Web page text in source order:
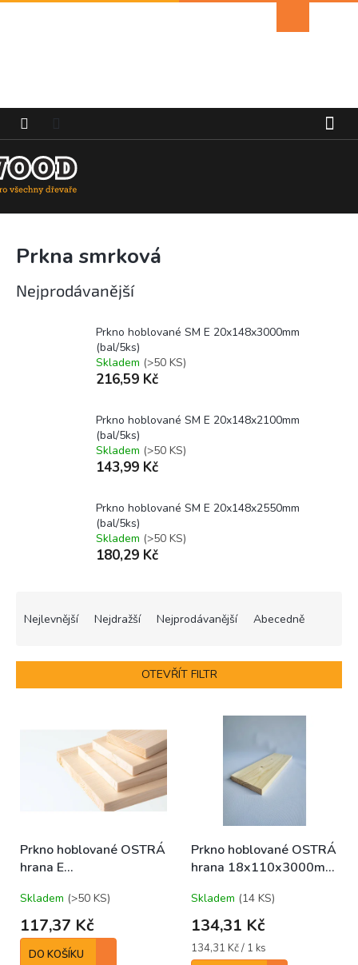
Přejít
košík
Prkna smrková
Nejprodávanější
Prkno hoblované SM E 20x148x3000mm
(bal/5ks)
Skladem (>50 KS)
216,59 Kč
Prkno hoblované SM E 20x148x2100mm
(bal/5ks)
Skladem (>50 KS)
143,99 Kč
Prkno hoblované SM E 20x148x2550mm
(bal/5ks)
Skladem (>50 KS)
180,29 Kč
í
Nejlevnější Nejdražší Nejprodávanější Abecedně
OTEVŘÍT FILTR
d
u
t
ů
Prkno hoblované OSTRÁ
hrana E
(bal/ks)
Skladem (>50 KS)
117,37 Kč
DO KOŠÍKU
Prkno hoblované OSTRÁ
hrana 18x110x3000mm
Skladem (14 KS)
134,31 Kč
Měrná
cena:
134,31 Kč / 1 ks